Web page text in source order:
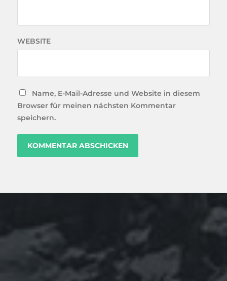
WEBSITE
Name, E-Mail-Adresse und Website in diesem
Browser für meinen nächsten Kommentar
speichern.